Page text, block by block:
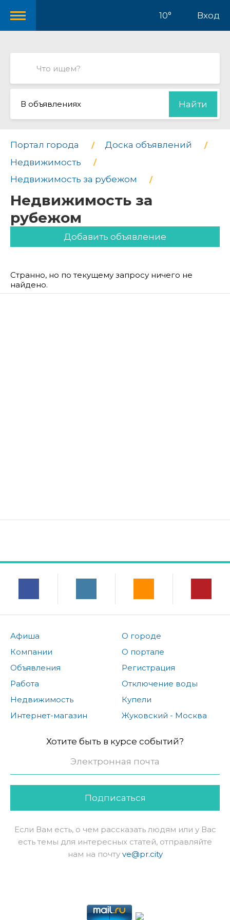
10° Вход
В объявлениях Найти
Портал города
Доска объявлений
Недвижимость
Недвижимость за рубежом
Недвижимость за
рубежом
Добавить объявление
Странно, но по текущему запросу ничего не
найдено.
Афиша
Компании
Объявления
Работа
Недвижимость
Интернет-магазин
О городе
О портале
Регистрация
Отключение воды
Купели
Жуковский - Москва
Хотите быть в курсе событий?
Подписаться
Если Вам есть, о чем рассказать людям или у Вас
есть темы для интересных статей, отправляйте
нам на почту ve@pr.city